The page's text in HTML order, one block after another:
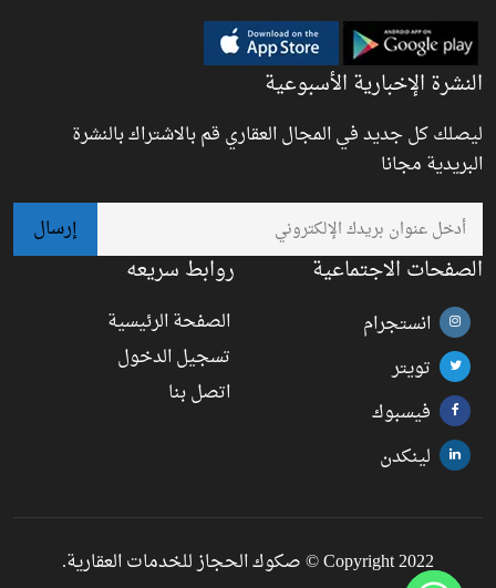
النشرة الإخبارية الأسبوعية
ليصلك كل جديد في المجال العقاري قم بالاشتراك بالنشرة
البريدية مجانا
الصفحات الاجتماعية
انستجرام
تويتر
فيسبوك
لينكدن
روابط سريعه
الصفحة الرئيسية
تسجيل الدخول
اتصل بنا
Copyright 2022 © صكوك الحجاز للخدمات العقارية.